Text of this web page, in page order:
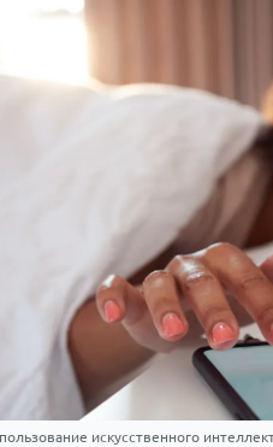
искусственного